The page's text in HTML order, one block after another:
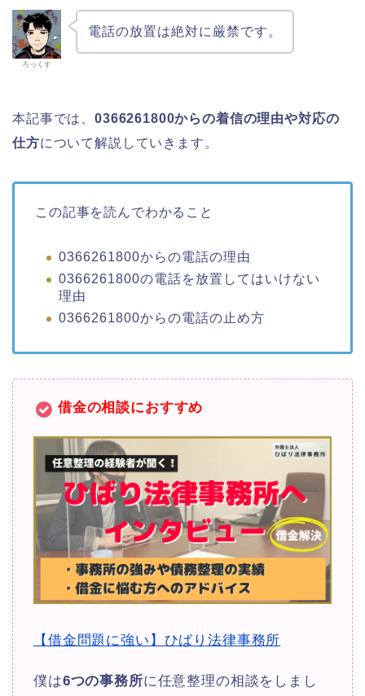
ろっくす
電話の放置は絶対に厳禁です。
本記事では、0366261800からの着信の理由や対応の
仕方について解説していきます。
この記事を読んでわかること
0366261800からの電話の理由
0366261800の電話を放置してはいけない
理由
0366261800からの電話の止め方
借金の相談におすすめ
【借金問題に強い】ひばり法律事務所
僕は6つの事務所に任意整理の相談をしまし